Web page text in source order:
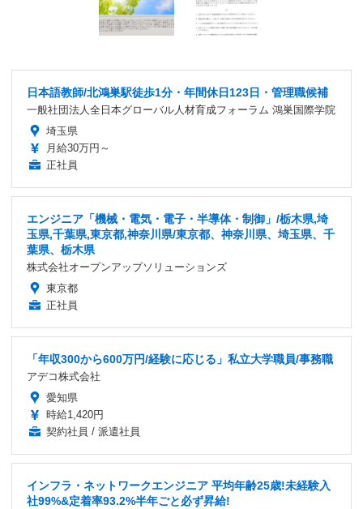
日本語教師/北鴻巣駅徒歩1分・年間休日123日・管理職候補
一般社団法人全日本グローバル人材育成フォーラム 鴻巣国際学院
埼玉県
月給30万円～
正社員
エンジニア「機械・電気・電子・半導体・制御」/栃木県,埼
玉県,千葉県,東京都,神奈川県/東京都、神奈川県、埼玉県、千
葉県、栃木県
株式会社オープンアップソリューションズ
東京都
正社員
「年収300から600万円/経験に応じる」私立大学職員/事務職
アデコ株式会社
愛知県
時給1,420円
契約社員 / 派遣社員
インフラ・ネットワークエンジニア 平均年齢25歳!未経験入
社99%&定着率93.2%半年ごと必ず昇給!